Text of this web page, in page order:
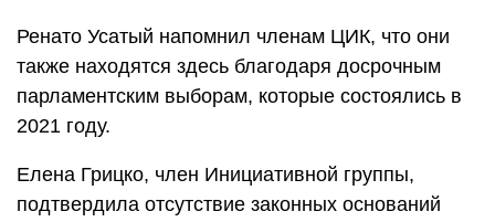
Ренато Усатый напомнил членам ЦИК, что они
также находятся здесь благодаря досрочным
парламентским выборам, которые состоялись в
2021 году.
Елена Грицко, член Инициативной группы,
подтвердила отсутствие законных оснований